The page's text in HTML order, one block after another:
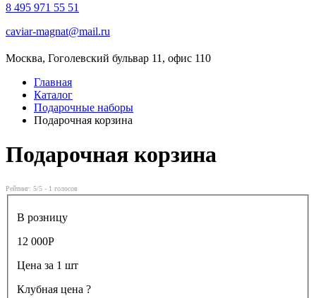
8 495 971 55 51
caviar-magnat@mail.ru
Москва, Гоголевский бульвар 11, офис 110
Главная
Каталог
Подарочные наборы
Подарочная корзина
Подарочная корзина
Рейтинг: 5/5 - 1 голосов
В розницу
12 000Р
Цена за 1 шт
Клубная цена ?